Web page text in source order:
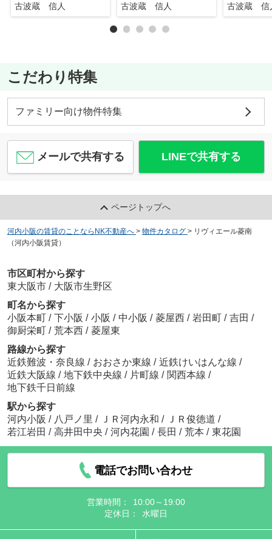
古波蔵 信人 古波蔵 信人 古波蔵 信
こだわり特集
ファミリー向け物件特集
メールで共有する LINEで共有する
ページトップへ
河内小阪の賃貸のことならNK不動産へ > 物件カタログ > リヴィエール菱南
（河内小阪賃貸）
市区町村から探す
東大阪市 / 大阪市生野区
町名から探す
小阪本町 / 下小阪 / 小阪 / 中小阪 / 菱屋西 / 岩田町 / 吉田 /
御厨栄町 / 荒本西 / 菱屋東
路線から探す
近鉄難波・奈良線 / おおさか東線 / 近鉄けいはんな線 /
近鉄大阪線 / 地下鉄中央線 / 片町線 / 関西本線 /
地下鉄千日前線
駅から探す
河内小阪 / 八戸ノ里 / ＪＲ河内永和 / ＪＲ俊徳道 /
若江岩田 / 高井田中央 / 河内花園 / 長田 / 荒本 / 東花園
電話でお問い合わせ
営業時間：
10:00～19:00
定休日：
水曜日